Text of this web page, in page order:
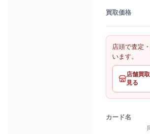
買取価格
店頭で査定
います。
店舗買
見る
カード名